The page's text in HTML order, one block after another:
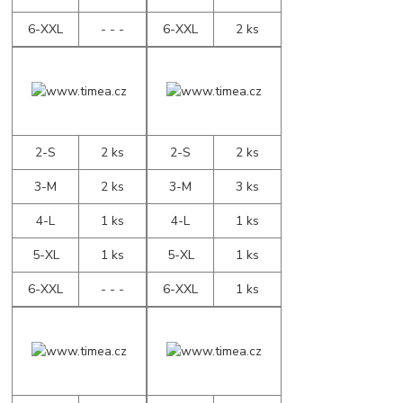
6-XXL
- - -
6-XXL
2 ks
2-S
2 ks
3-M
2 ks
4-L
1 ks
5-XL
1 ks
6-XXL
- - -
2-S
2 ks
3-M
3 ks
4-L
1 ks
5-XL
1 ks
6-XXL
1 ks